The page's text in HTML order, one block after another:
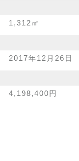
1,312㎡
2017年12月26日
4,198,400円